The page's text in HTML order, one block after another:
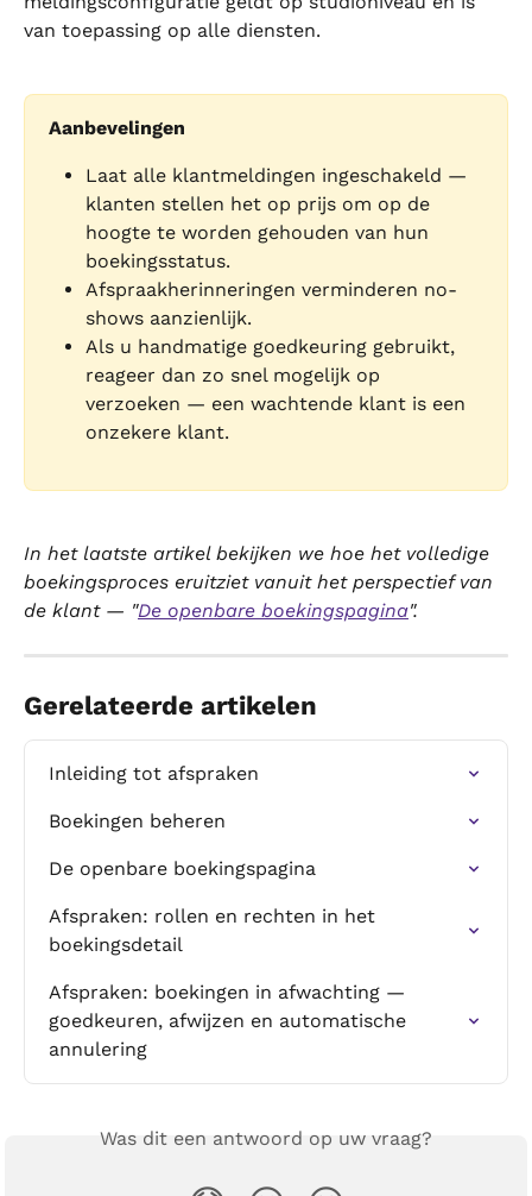
van toepassing op alle diensten.
Aanbevelingen
Laat alle klantmeldingen ingeschakeld —
klanten stellen het op prijs om op de
hoogte te worden gehouden van hun
boekingsstatus.
Afspraakherinneringen verminderen no-
shows aanzienlijk.
Als u handmatige goedkeuring gebruikt,
reageer dan zo snel mogelijk op
verzoeken — een wachtende klant is een
onzekere klant.
In het laatste artikel bekijken we hoe het volledige
boekingsproces eruitziet vanuit het perspectief van
de klant — "De openbare boekingspagina".
Gerelateerde artikelen
Inleiding tot afspraken
Boekingen beheren
De openbare boekingspagina
Afspraken: rollen en rechten in het
boekingsdetail
Afspraken: boekingen in afwachting —
goedkeuren, afwijzen en automatische
annulering
Was dit een antwoord op uw vraag?